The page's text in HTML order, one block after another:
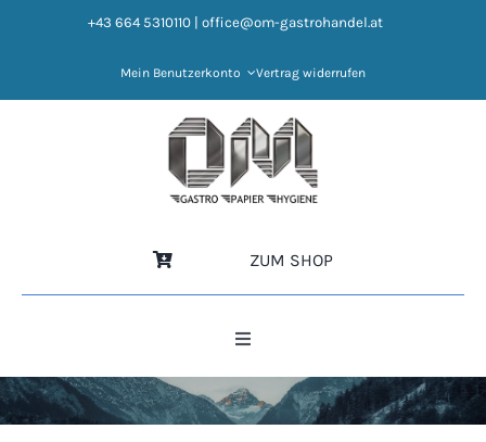
+43 664 5310110 office@om-gastrohandel.at
Mein Benutzerkonto Vertrag widerrufen
ZUM SHOP
Toggle
HOME